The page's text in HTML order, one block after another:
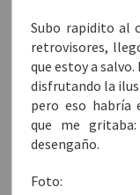
Subo rapidito al
retrovisores,
que estoy a
disfrutando la
pero eso habría
que me
desengaño.
Foto: